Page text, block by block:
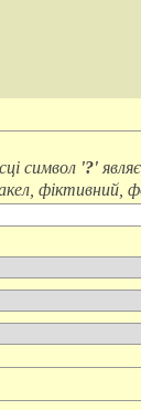
символ '?' являє
фіктивний,